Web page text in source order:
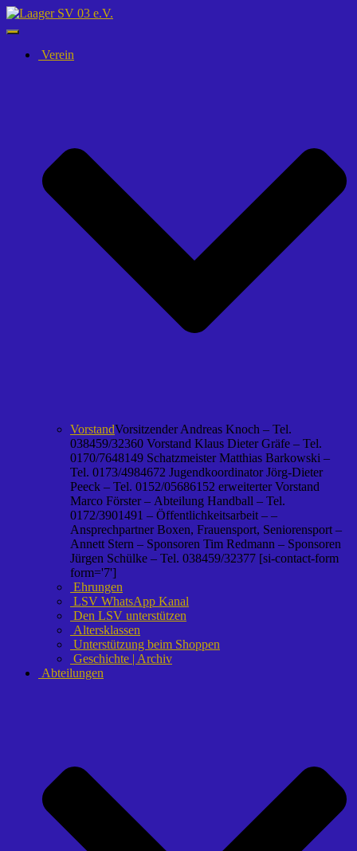
Navigation
umschalten
Verein
VorstandVorsitzender Andreas Knoch – Tel.
038459/32360 Vorstand Klaus Dieter Gräfe – Tel.
0170/7648149 Schatzmeister Matthias Barkowski –
Tel. 0173/4984672 Jugendkoordinator Jörg-Dieter
Peeck – Tel. 0152/05686152 erweiterter Vorstand
Marco Förster – Abteilung Handball – Tel.
0172/3901491 – Öffentlichkeitsarbeit – –
Ansprechpartner Boxen, Frauensport, Seniorensport –
Annett Stern – Sponsoren Tim Redmann – Sponsoren
Jürgen Schülke – Tel. 038459/32377 [si-contact-form
form='7']
Ehrungen
LSV WhatsApp Kanal
Den LSV unterstützen
Altersklassen
Unterstützung beim Shoppen
Geschichte | Archiv
Abteilungen